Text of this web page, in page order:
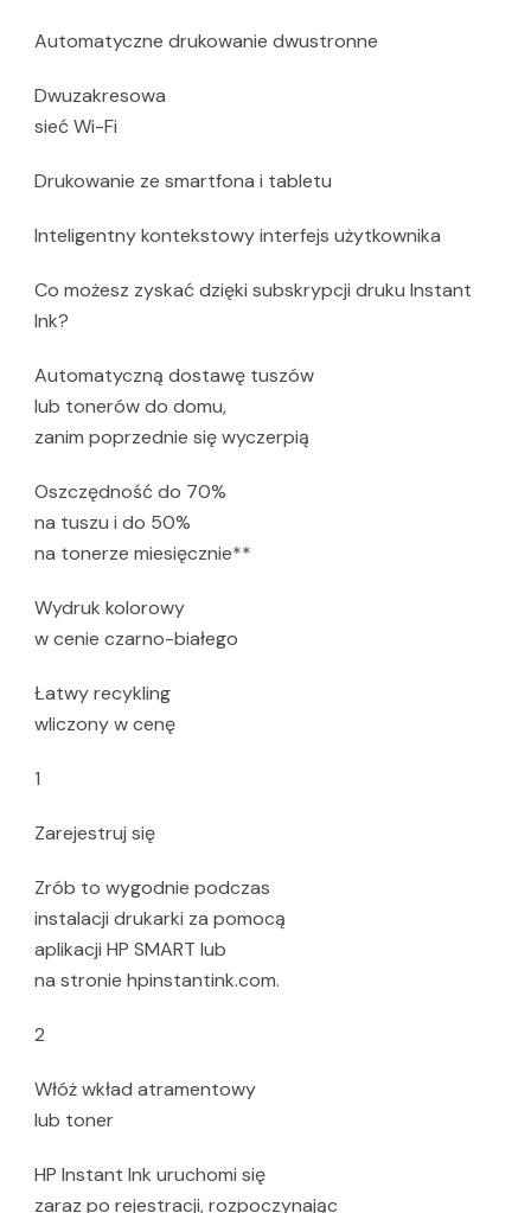
Automatyczne drukowanie dwustronne
Dwuzakresowa
sieć Wi-Fi
Drukowanie ze smartfona i tabletu
Inteligentny kontekstowy interfejs użytkownika
Co możesz zyskać dzięki subskrypcji druku Instant
Ink?
Automatyczną dostawę tuszów
lub tonerów do domu,
zanim poprzednie się wyczerpią
Oszczędność do 70%
na tuszu i do 50%
na tonerze miesięcznie**
Wydruk kolorowy
w cenie czarno-białego
Łatwy recykling
wliczony w cenę
1
Zarejestruj się
Zrób to wygodnie podczas
instalacji drukarki za pomocą
aplikacji HP SMART lub
na stronie hpinstantink.com.
2
Włóż wkład atramentowy
lub toner
HP Instant Ink uruchomi się
zaraz po rejestracji, rozpoczynając